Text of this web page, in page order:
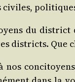
civiles,
du
dis­tricts. Que
nos